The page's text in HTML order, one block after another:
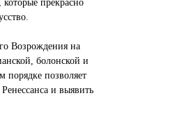
прекрасно
Возрождения на
болонской и
порядке позволяет
и выявить